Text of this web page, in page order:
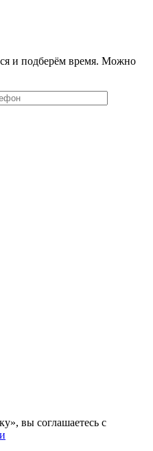
и подберём время. Можно
вы соглашаетесь с